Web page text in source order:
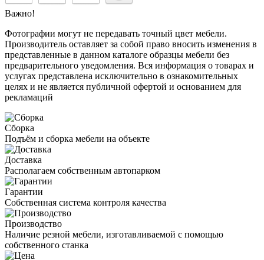
Важно!
Фотографии могут не передавать точный цвет мебели.
Производитель оставляет за собой право вносить изменения в
представленные в данном каталоге образцы мебели без
предварительного уведомления. Вся информация о товарах и
услугах представлена исключительно в ознакомительных
целях и не является публичной офертой и основанием для
рекламаций
Сборка
Подъём и сборка мебели на объекте
Доставка
Располагаем собственным автопарком
Гарантии
Собственная система контроля качества
Производство
Наличие резной мебели, изготавливаемой с помощью
собственного станка